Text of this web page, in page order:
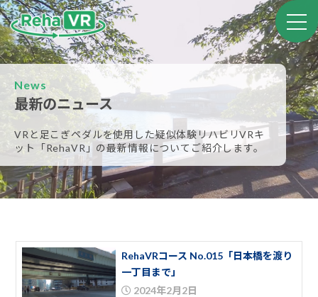
News
最新のニュース
VRと足こぎペダルを使用した疑似体験リハビリVRキ
ット
「RehaVR」の最新情報についてご紹介します。
RehaVRコース No.015「日本橋を渡り
一丁目まで」
2024年2月2日